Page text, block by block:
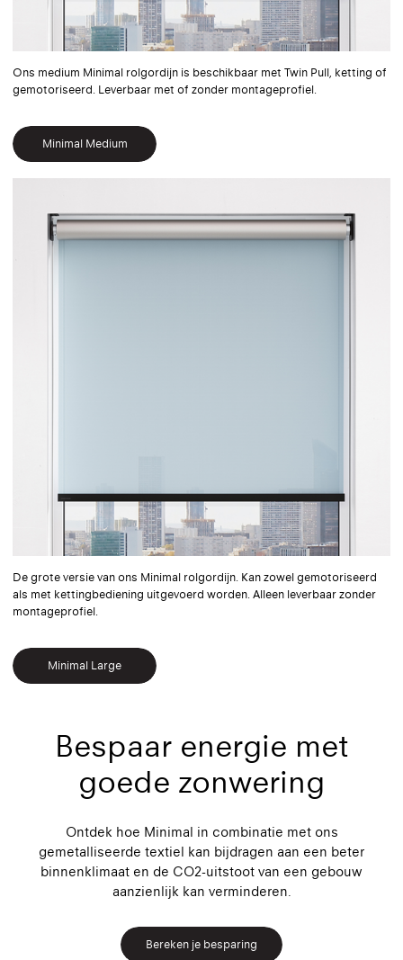
Ons medium Minimal rolgordijn is beschikbaar met Twin Pull, ketting of
gemotoriseerd. Leverbaar met of zonder montageprofiel.
Minimal Medium
De grote versie van ons Minimal rolgordijn. Kan zowel gemotoriseerd
als met kettingbediening uitgevoerd worden. Alleen leverbaar zonder
montageprofiel.
Minimal Large
Bespaar energie met
goede zonwering
Ontdek hoe Minimal in combinatie met ons
gemetalliseerde textiel kan bijdragen aan een beter
binnenklimaat en de CO2-uitstoot van een gebouw
aanzienlijk kan verminderen.
Bereken je besparing